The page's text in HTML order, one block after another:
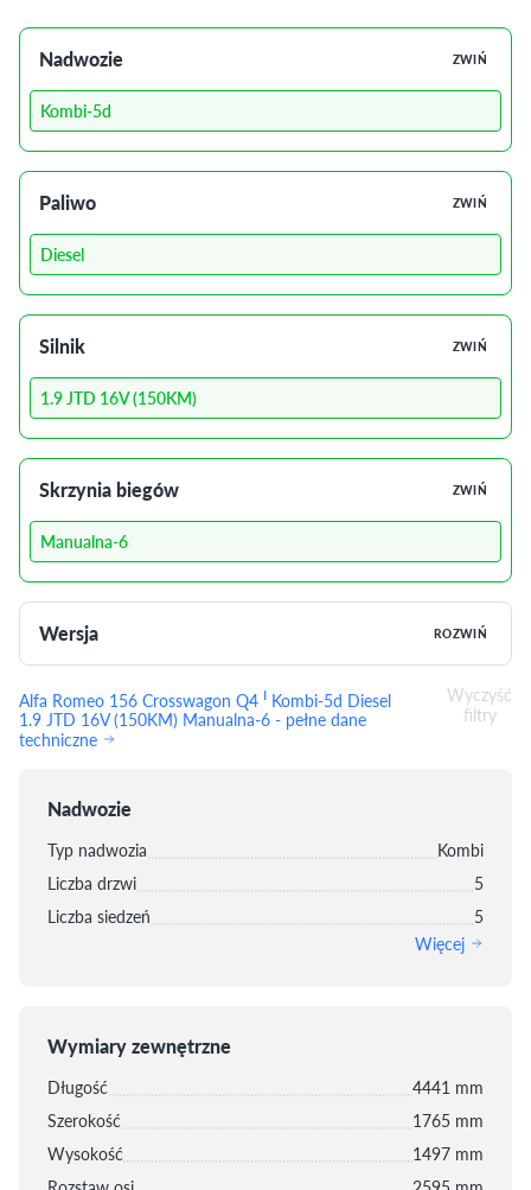
Nadwozie ZWIŃ
Kombi-5d
Paliwo ZWIŃ
Diesel
Silnik ZWIŃ
1.9 JTD 16V (150KM)
Skrzynia biegów ZWIŃ
Manualna-6
Wersja ROZWIŃ
Alfa Romeo 156 Crosswagon Q4 I Kombi-5d Diesel
1.9 JTD 16V (150KM) Manualna-6 - pełne dane
techniczne
Wyczyść
filtry
Nadwozie
Typ nadwozia
Kombi
Liczba drzwi
5
Liczba siedzeń
5
Więcej
Wymiary zewnętrzne
Długość
4441 mm
Szerokość
1765 mm
Wysokość
1497 mm